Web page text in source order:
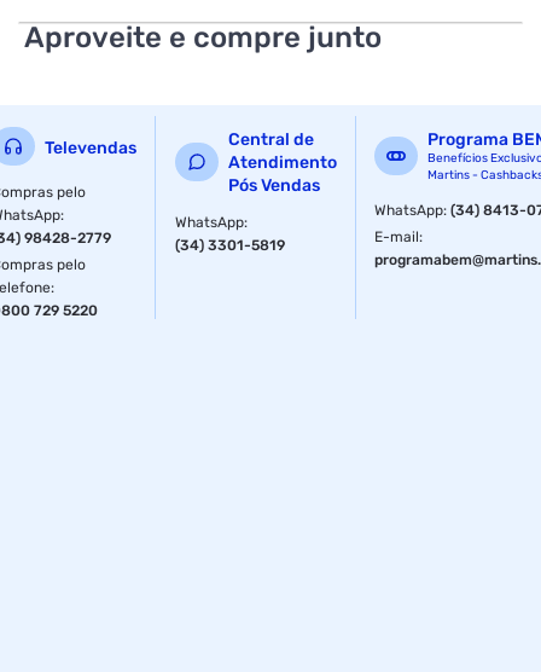
Aproveite e compre junto
Televendas
pelo
:
98428-2779
pelo
:
729 5220
Central de
Atendimento
Pós Vendas
WhatsApp:
(34) 3301-5819
Programa
Benefícios
Martins -
WhatsApp:(34) 8413-
E-mail: